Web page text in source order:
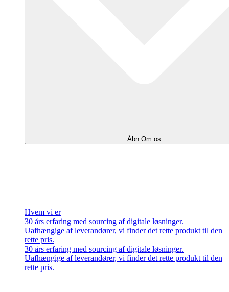
Åbn Om os
Hvem vi er
30 års erfaring med sourcing af digitale løsninger.
Uafhængige af leverandører, vi finder det rette produkt til den
rette pris.
30 års erfaring med sourcing af digitale løsninger.
Uafhængige af leverandører, vi finder det rette produkt til den
rette pris.